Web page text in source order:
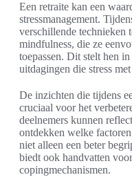
Een retraite kan een
stressmanagement.
verschillende technieken
mindfulness, die ze
toepassen. Dit stelt hen
uitdagingen die stress
De inzichten die tijdens
cruciaal voor het
deelnemers kunnen
ontdekken welke
niet alleen een beter
biedt ook handvatten
copingmechanismen.